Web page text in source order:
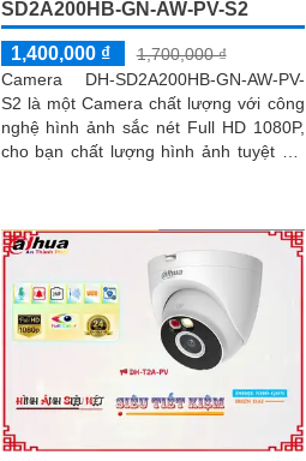
SD2A200HB-GN-AW-PV-S2
1,400,000 ₫
1,700,000 ₫
Camera DH-SD2A200HB-GN-AW-PV-
S2 là một Camera chất lượng với công
nghệ hình ảnh sắc nét Full HD 1080P,
cho bạn chất lượng hình ảnh tuyệt vời
đầy đủ trong khoảng cách 30m vào ban